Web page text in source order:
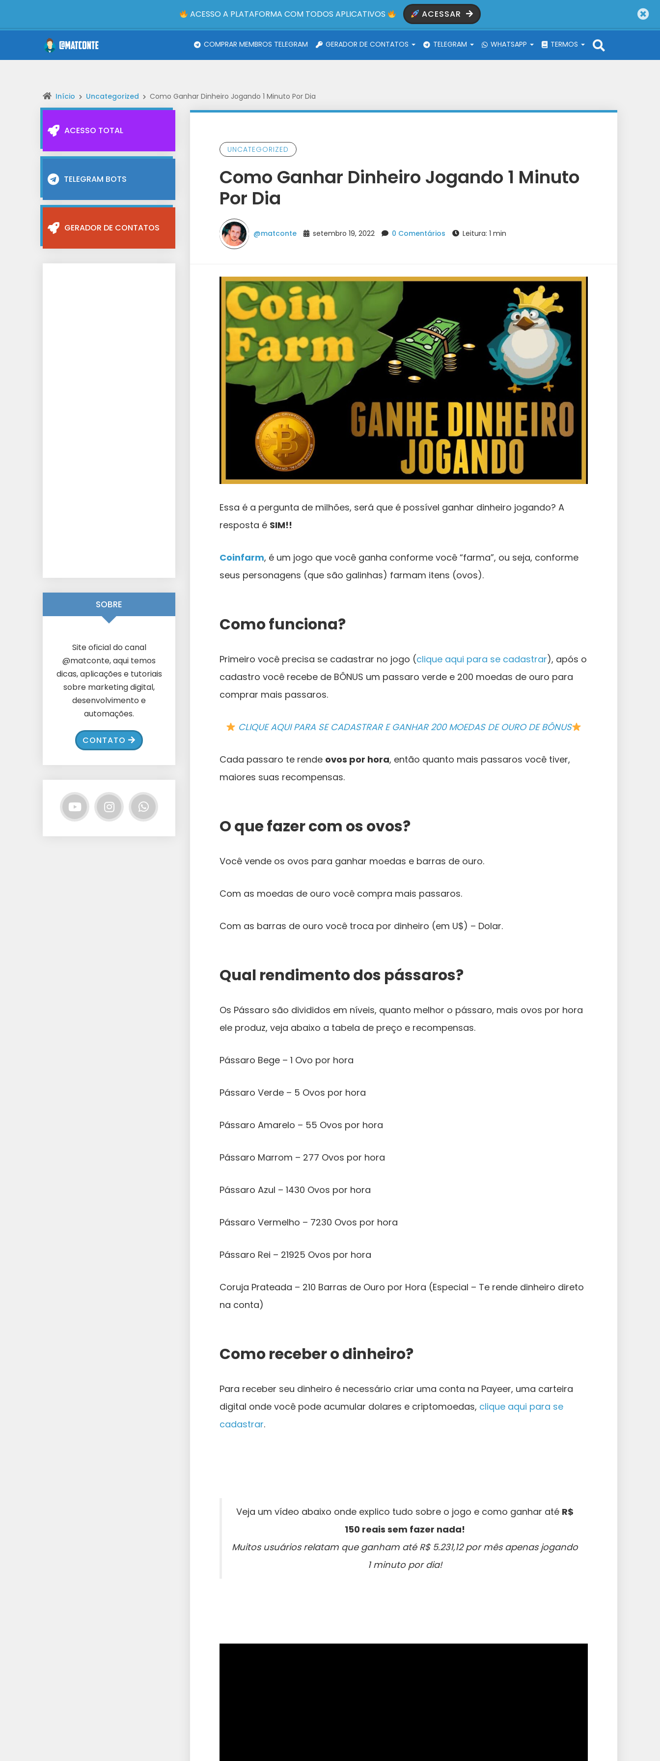
ACESSO A PLATAFORMA COM TODOS APLICATIVOS ACESSAR
COMPRAR MEMBROS TELEGRAM GERADOR DE CONTATOS TELEGRAM WHATSAPP TERMOS
Início Uncategorized Como Ganhar Dinheiro Jogando 1 Minuto Por Dia
UNCATEGORIZED
Como Ganhar Dinheiro Jogando 1 Minuto
Por Dia
@matconte setembro 19, 2022 0 Comentários Leitura: 1 min
Essa é a pergunta de milhões, será que é possível ganhar dinheiro jogando? A
resposta é SIM!!
Coinfarm, é um jogo que você ganha conforme você “farma”, ou seja, conforme
seus personagens (que são galinhas) farmam itens (ovos).
Como funciona?
Primeiro você precisa se cadastrar no jogo (clique aqui para se cadastrar), após o
cadastro você recebe de BÔNUS um passaro verde e 200 moedas de ouro para
comprar mais passaros.
CLIQUE AQUI PARA SE CADASTRAR E GANHAR 200 MOEDAS DE OURO DE BÔNUS
Cada passaro te rende ovos por hora, então quanto mais passaros você tiver,
maiores suas recompensas.
O que fazer com os ovos?
Você vende os ovos para ganhar moedas e barras de ouro.
Com as moedas de ouro você compra mais passaros.
Com as barras de ouro você troca por dinheiro (em U$) – Dolar.
Qual rendimento dos pássaros?
Os Pássaro são divididos em níveis, quanto melhor o pássaro, mais ovos por hora
ele produz, veja abaixo a tabela de preço e recompensas.
Pássaro Bege – 1 Ovo por hora
Pássaro Verde – 5 Ovos por hora
Pássaro Amarelo – 55 Ovos por hora
Pássaro Marrom – 277 Ovos por hora
Pássaro Azul – 1430 Ovos por hora
Pássaro Vermelho – 7230 Ovos por hora
Pássaro Rei – 21925 Ovos por hora
Coruja Prateada – 210 Barras de Ouro por Hora (Especial – Te rende dinheiro direto
na conta)
Como receber o dinheiro?
Para receber seu dinheiro é necessário criar uma conta na Payeer, uma carteira
digital onde você pode acumular dolares e criptomoedas, clique aqui para se
cadastrar.
Veja um vídeo abaixo onde explico tudo sobre o jogo e como ganhar até R$
150 reais sem fazer nada!
Muitos usuários relatam que ganham até R$ 5.231,12 por mês apenas jogando
1 minuto por dia!
ACESSO TOTAL
TELEGRAM BOTS
GERADOR DE CONTATOS
SOBRE
Site oficial do canal
@matconte, aqui temos
dicas, aplicações e tutoriais
sobre marketing digital,
desenvolvimento e
automações.
CONTATO